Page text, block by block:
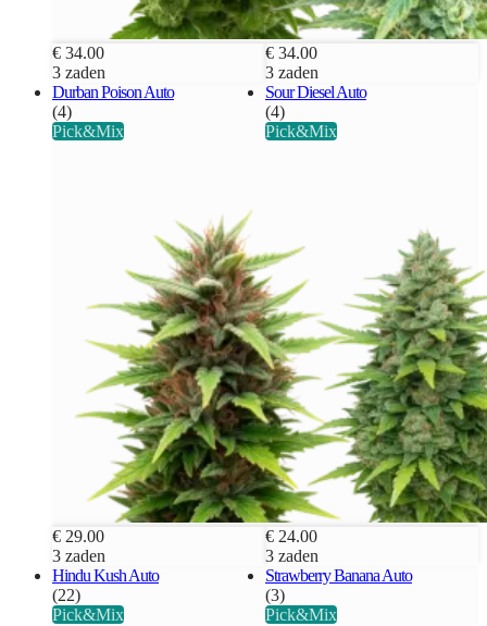
€ 34.00
3 zaden
€ 34.00
3 zaden
Durban Poison Auto
(4)
Pick&Mix
€ 29.00
3 zaden
Sour Diesel Auto
(4)
Pick&Mix
€ 24.00
3 zaden
Hindu Kush Auto
(22)
Pick&Mix
Strawberry Banana Auto
(3)
Pick&Mix